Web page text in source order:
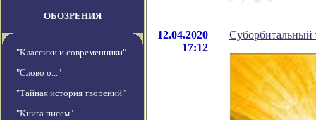
ОБОЗРЕНИЯ
"Классики и современники"
"Слово о..."
"Тайная история творений"
"Книга писем"
12.04.2020
17:12
Суборбитальный